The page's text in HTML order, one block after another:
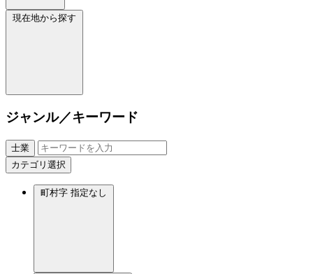
現在地から探す
ジャンル／キーワード
士業
カテゴリ選択
町村字 指定なし